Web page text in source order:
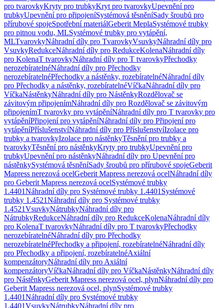
pro tvarovkyKryty pro trubkyKryt pro tvarovkyUpevnění pro
trubkyUpevnění pro připojeníSystémová těsněníSady šroubů pro
přírubové spojeSpotřební materiálGeberit MeplaSystémové trubky
pro pitnou vodu, MLSystémové trubky pro vytápění,
MLTvarovkyNáhradní díly pro TvarovkyVsuvkyNáhradní díly pro
VsuvkyRedukceNáhradní díly pro RedukceKolenaNáhradní díly
pro KolenaT tvarovkyNáhradní díly pro T tvarovkyPřechodky
nerozebíratelnéNáhradní díly pro Přechodky
nerozebíratelnéPřechodky a nástěnky, rozebíratelnéNáhradní díly
pro Přechodky a nástěnky, rozebíratelnéVíčkaNáhradní díly pro
VíčkaNástěnkyNáhradní díly pro NástěnkyRozdělovač se
závitovým připojenímNáhradní díly pro Rozdělovač se závitovým
připojenímT tvarovky pro vytápěníNáhradní díly pro T tvarovky pro
vytápěníPřipojení pro vytápěníNáhradní díly pro Připojení pro
vytápěníPříslušenstvíNáhradní díly pro PříslušenstvíIzolace pro
trubky a tvarovkyIzolace pro nástěnkyTěsnění pro trubky a
tvarovkyTěsnění pro nástěnkyKryty pro trubkyUpevnění pro
trubkyUpevnění pro nástěnkyNáhradní díly pro Upevnění pro
nástěnkySystémová těsněníSady šroubů pro přírubové spojeGeberit
Mapress nerezová ocelGeberit Mapress nerezová ocelNáhradní díly
pro Geberit Mapress nerezová ocelSystémové trubky
1.4401Náhradní díly pro Systémové trubky 1.4401 Systémové
trubky 1.4521Náhradní díly pro Systémové trubky
1.4521VsuvkyNátrubkyNáhradní díly pro
NátrubkyRedukceNáhradní díly pro RedukceKolenaNáhradní díly
pro KolenaT tvarovkyNáhradní díly pro T tvarovkyPřechodky
nerozebíratelnéNáhradní díly pro Přechodky
nerozebíratelnéPřechodky a připojení, rozebíratelnéNáhradní díly
pro Přechodky a připojení, rozebíratelnéAxiální
kompenzátoryNáhradní díly pro Axiální
kompenzátoryVíčkaNáhradní díly pro VíčkaNástěnkyNáhradní díly
pro NástěnkyGeberit Mapress nerezová ocel, plynNáhradní díly pro
Geberit Mapress nerezová ocel, plynSystémové trubky
1.4401Náhradní díly pro Systémové trubky
1.4401VsuvkyNátrubkyNáhradní díly pro